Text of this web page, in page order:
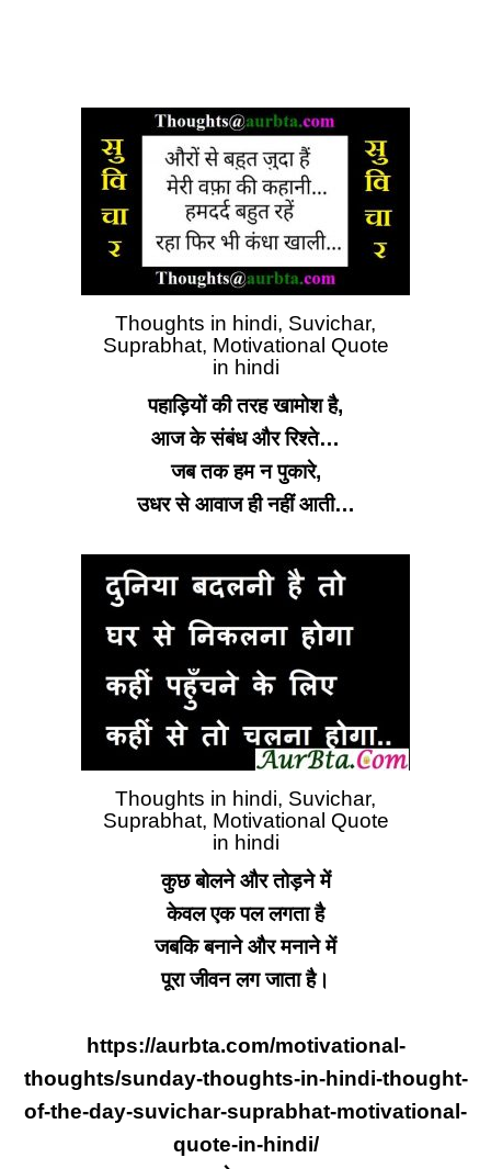
Thoughts in hindi, Suvichar,
Suprabhat, Motivational Quote
in hindi
पहाड़ियों की तरह खामोश है,
आज के संबंध और रिश्ते…
जब तक हम न पुकारे,
उधर से आवाज ही नहीं आती…
Thoughts in hindi, Suvichar,
Suprabhat, Motivational Quote
in hindi
कुछ बोलने और तोड़ने में
केवल एक पल लगता है
जबकि बनाने और मनाने में
पूरा जीवन लग जाता है।
https://aurbta.com/motivational-
thoughts/sunday-thoughts-in-hindi-thought-
of-the-day-suvichar-suprabhat-motivational-
quote-in-hindi/